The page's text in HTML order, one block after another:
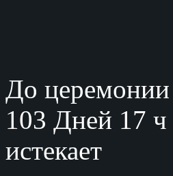
До
103 Дней 17
истекает